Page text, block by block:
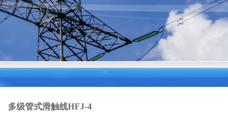
多级管式滑触线HFJ-4